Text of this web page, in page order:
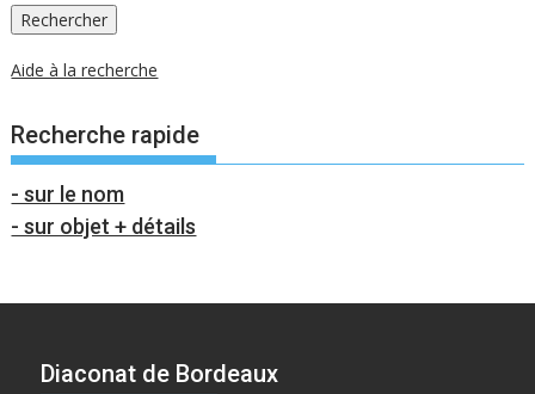
Aide à la recherche
Recherche rapide
- sur le nom
- sur objet + détails
Diaconat de Bordeaux